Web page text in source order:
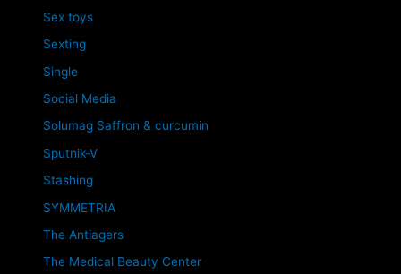
Sex toys
Sexting
Single
Social Media
Solumag Saffron & curcumin
Sputnik-V
Stashing
SYMMETRIA
The Antiagers
The Medical Beauty Center